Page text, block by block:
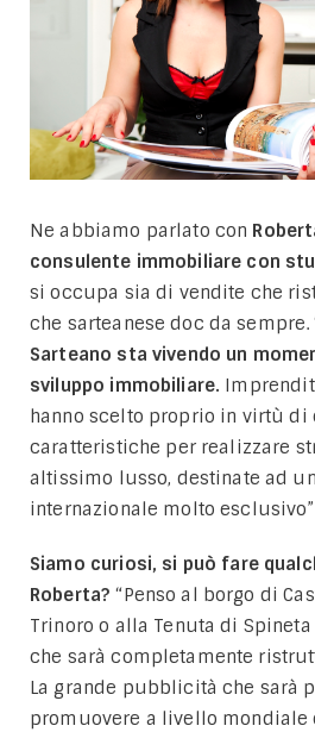
Ne abbiamo parlato con
consulente immobiliare con
si occupa sia di vendite che
che sarteanese doc da
Sarteano sta vivendo un
sviluppo immobiliare.
hanno scelto proprio in virtù di
caratteristiche per realizzare
altissimo lusso, destinate ad
internazionale molto
Siamo curiosi, si può fare
Roberta? “Penso al borgo di
Trinoro o alla Tenuta di
che sarà completamente
La grande pubblicità che sarà
promuovere a livello